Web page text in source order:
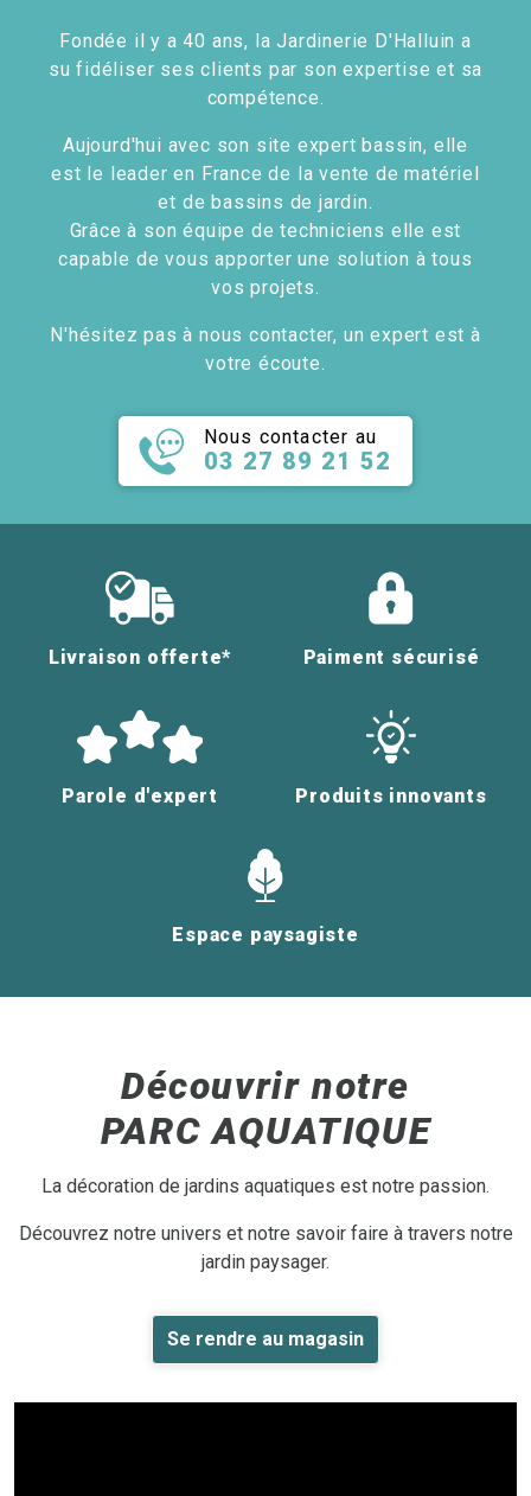
Fondée il y a 40 ans, la Jardinerie D'Halluin a
su fidéliser ses clients par son expertise et sa
compétence.
Aujourd'hui avec son site expert bassin, elle
est le leader en France de la vente de matériel
et de bassins de jardin.
Grâce à son équipe de techniciens elle est
capable de vous apporter une solution à tous
vos projets.
N'hésitez pas à nous contacter, un expert est à
votre écoute.
Nous contacter au
03 27 89 21 52
Livraison offerte* Paiment sécurisé
Parole d'expert Produits innovants
Espace paysagiste
Découvrir notre
PARC AQUATIQUE
La décoration de jardins aquatiques est notre passion.
Découvrez notre univers et notre savoir faire à travers notre
jardin paysager.
Se rendre au magasin